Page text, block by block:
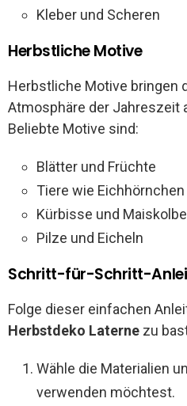
Kleber und Scheren
Herbstliche Motive
Herbstliche Motive bringen
Atmosphäre der Jahreszeit
Beliebte Motive sind:
Blätter und Früchte
Tiere wie
Kürbisse und
Pilze und Eicheln
Schritt-für-Schritt-
Folge dieser einfachen
Herbstdeko Laterne zu
Wähle die Materialien
verwenden möchtest.